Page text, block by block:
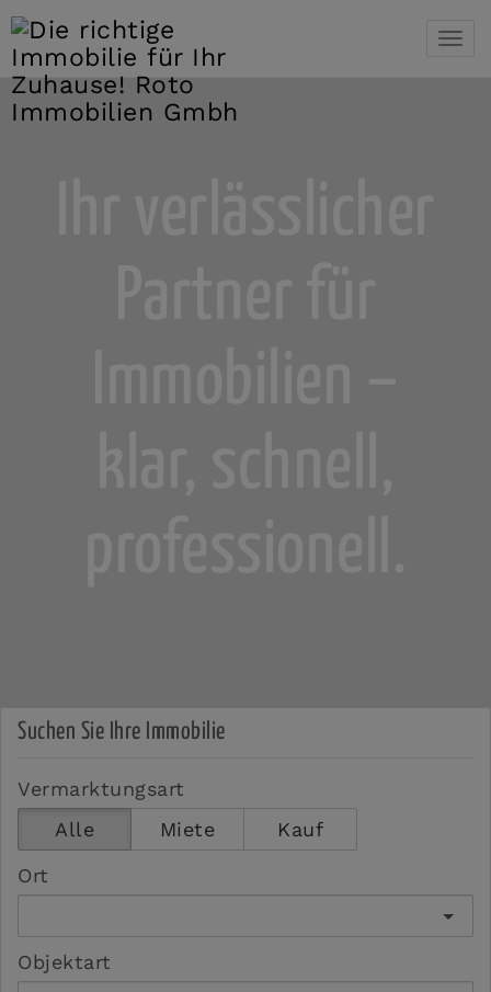
Suchen Sie Ihre Immobilie
Vermarktungsart
Alle
Miete
Kauf
Ort
Objektart